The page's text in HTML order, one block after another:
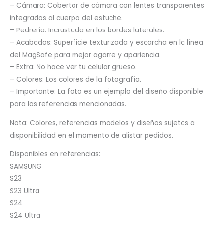
– Cámara: Cobertor de cámara con lentes transparentes
integrados al cuerpo del estuche.
– Pedrería: Incrustada en los bordes laterales.
– Acabados: Superficie texturizada y escarcha en la línea
del MagSafe para mejor agarre y apariencia.
– Extra: No hace ver tu celular grueso.
– Colores: Los colores de la fotografía.
– Importante: La foto es un ejemplo del diseño disponible
para las referencias mencionadas.
Nota: Colores, referencias modelos y diseños sujetos a
disponibilidad en el momento de alistar pedidos.
Disponibles en referencias:
SAMSUNG
S23
S23 Ultra
S24
S24 Ultra